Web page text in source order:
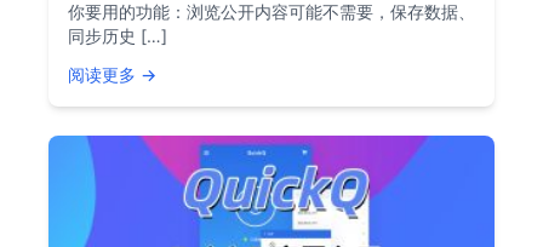
你要用的功能：浏览公开内容可能不需要，保存数据、
同步历史 […]
阅读更多 →